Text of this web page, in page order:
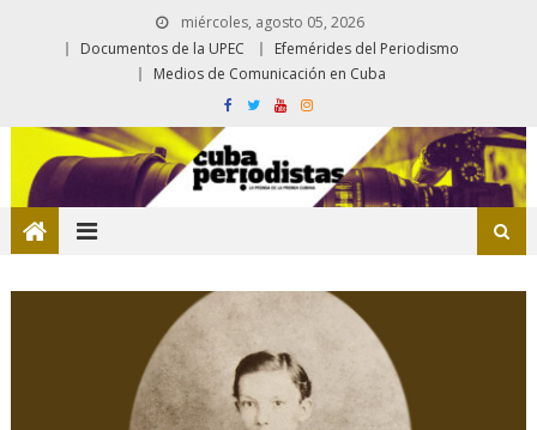
miércoles, agosto 05, 2026
Documentos de la UPEC
Efemérides del Periodismo
Medios de Comunicación en Cuba